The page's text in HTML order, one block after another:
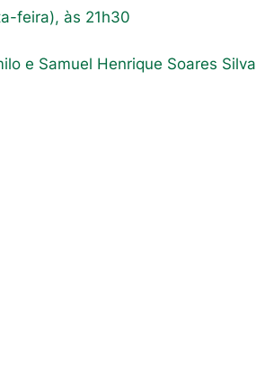
feira), às 21h30
e Samuel Henrique Soares Silva